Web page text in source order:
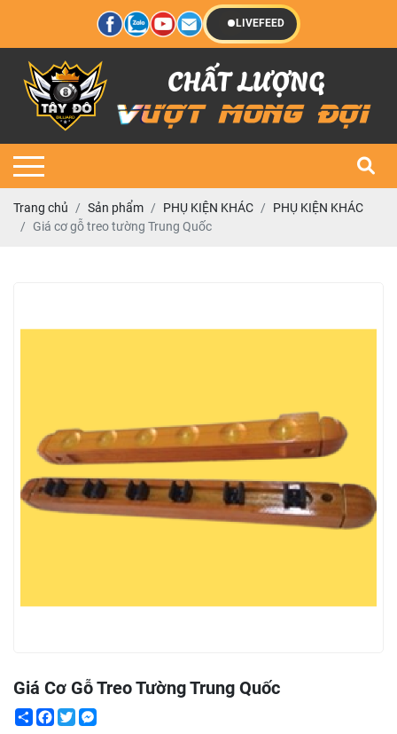
LIVEFEED
Trang chủ Sản phẩm PHỤ KIỆN KHÁC
PHỤ KIỆN KHÁC
Giá cơ gỗ treo tường Trung Quốc
Giá Cơ Gỗ Treo Tường Trung Quốc
ShareFacebook
Twitter